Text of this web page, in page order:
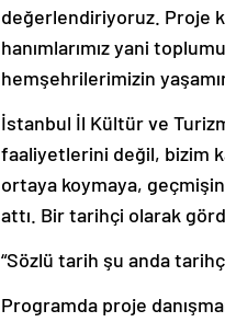
değerlendiriyoruz. Proje
hanımlarımız yani
hemşehrilerimizin
İstanbul İl Kültür ve
faaliyetlerini değil, bizim
ortaya koymaya,
attı. Bir tarihçi olarak
“Sözlü tarih şu anda
Programda proje